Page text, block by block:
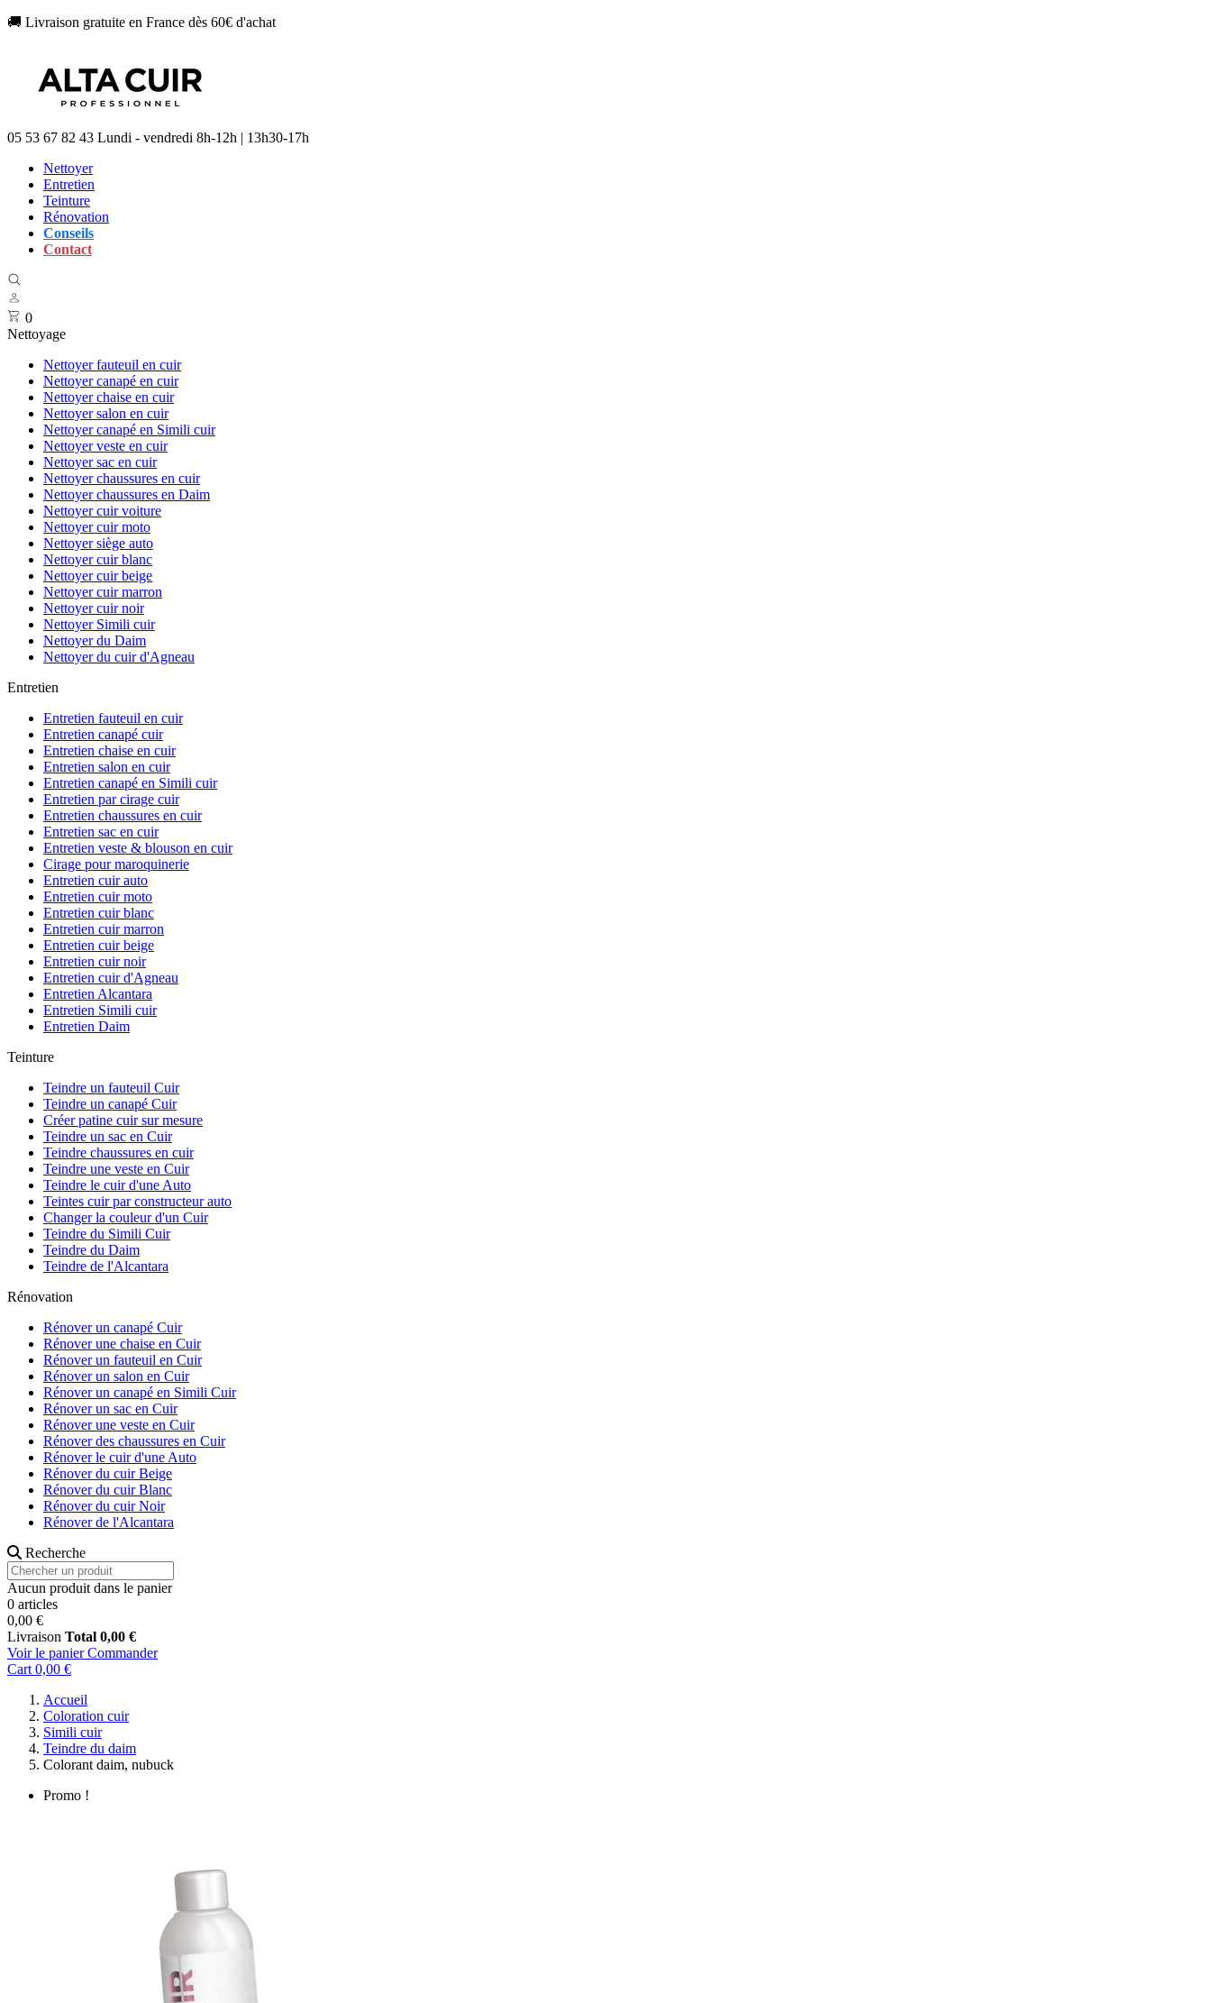
🚚 Livraison gratuite en France dès 60€ d'achat
05 53 67 82 43 Lundi - vendredi 8h-12h | 13h30-17h
Nettoyer
Entretien
Teinture
Rénovation
Conseils
Contact
0
Nettoyage
Nettoyer fauteuil en cuir
Nettoyer canapé en cuir
Nettoyer chaise en cuir
Nettoyer salon en cuir
Nettoyer canapé en Simili cuir
Nettoyer veste en cuir
Nettoyer sac en cuir
Nettoyer chaussures en cuir
Nettoyer chaussures en Daim
Nettoyer cuir voiture
Nettoyer cuir moto
Nettoyer siège auto
Nettoyer cuir blanc
Nettoyer cuir beige
Nettoyer cuir marron
Nettoyer cuir noir
Nettoyer Simili cuir
Nettoyer du Daim
Nettoyer du cuir d'Agneau
Entretien
Entretien fauteuil en cuir
Entretien canapé cuir
Entretien chaise en cuir
Entretien salon en cuir
Entretien canapé en Simili cuir
Entretien par cirage cuir
Entretien chaussures en cuir
Entretien sac en cuir
Entretien veste & blouson en cuir
Cirage pour maroquinerie
Entretien cuir auto
Entretien cuir moto
Entretien cuir blanc
Entretien cuir marron
Entretien cuir beige
Entretien cuir noir
Entretien cuir d'Agneau
Entretien Alcantara
Entretien Simili cuir
Entretien Daim
Teinture
Teindre un fauteuil Cuir
Teindre un canapé Cuir
Créer patine cuir sur mesure
Teindre un sac en Cuir
Teindre chaussures en cuir
Teindre une veste en Cuir
Teindre le cuir d'une Auto
Teintes cuir par constructeur auto
Changer la couleur d'un Cuir
Teindre du Simili Cuir
Teindre du Daim
Teindre de l'Alcantara
Rénovation
Rénover un canapé Cuir
Rénover une chaise en Cuir
Rénover un fauteuil en Cuir
Rénover un salon en Cuir
Rénover un canapé en Simili Cuir
Rénover un sac en Cuir
Rénover une veste en Cuir
Rénover des chaussures en Cuir
Rénover le cuir d'une Auto
Rénover du cuir Beige
Rénover du cuir Blanc
Rénover du cuir Noir
Rénover de l'Alcantara
Recherche
Aucun produit dans le panier
0 articles
0,00 €
Livraison Total 0,00 €
Voir le panier Commander
Cart 0,00 €
Accueil
Coloration cuir
Simili cuir
Teindre du daim
Colorant daim, nubuck
Promo !